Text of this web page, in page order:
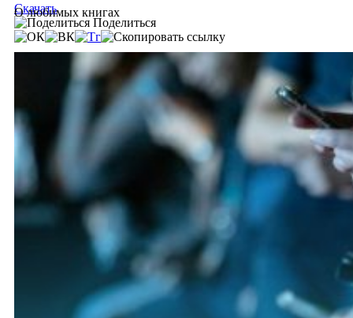
О любимых книгах
Скачать
Поделиться